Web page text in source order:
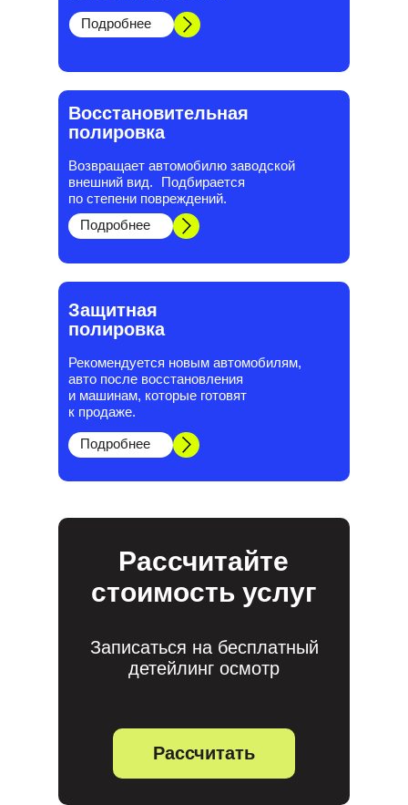
Подробнее
Восстановительная
полировка
Возвращает автомобилю заводской
внешний вид. Подбирается
по степени повреждений.
Подробнее
Защитная
полировка
Рекомендуется новым автомобилям,
авто после восстановления
и машинам, которые готовят
к продаже.
Подробнее
Рассчитайте
стоимость услуг
Записаться на бесплатный
детейлинг осмотр
Рассчитать